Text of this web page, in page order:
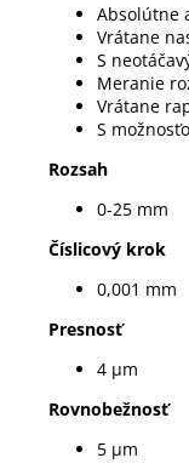
Absolútne
Vrátane
S
Meranie
Vrátane
S
Rozsah
0-25 mm
Číslicový krok
0,001 mm
Presnosť
4 µm
Rovnobežnosť
5 µm